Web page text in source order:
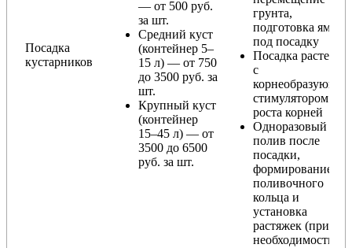
Посадка
кустарников
— от 500 руб.
за шт.
Средний куст
(контейнер 5–
15 л) — от 750
до 3500 руб. за
шт.
Крупный куст
(контейнер
15–45 л) — от
3500 до 6500
руб. за шт.
грунта,
подготовка ямы
под посадку
Посадка растения
с
корнеобразующим
стимулятором
роста корней
Одноразовый
полив после
посадки,
формирование
поливочного
кольца и
установка
растяжек (при
необходимости)